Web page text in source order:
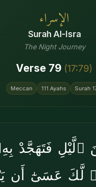
الإسراء
Surah Al-Isra
The Night Journey
Verse 79 (17:79)
Meccan 111 Ayahs Surah
ٱلَّيْلِ فَتَهَجَّدْ
لَّكَ عَسَىٰٓ أَن